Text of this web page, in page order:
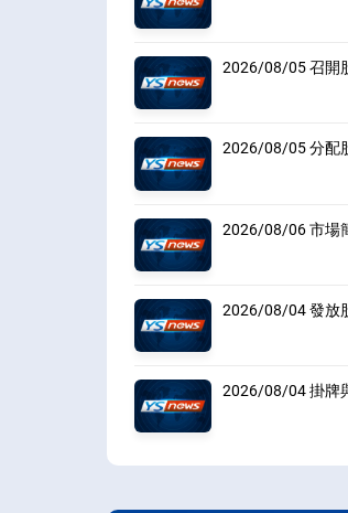
2026/08/05 召開
2026/08/05 分配
2026/08/06 市場
2026/08/04 發放
2026/08/04 掛牌